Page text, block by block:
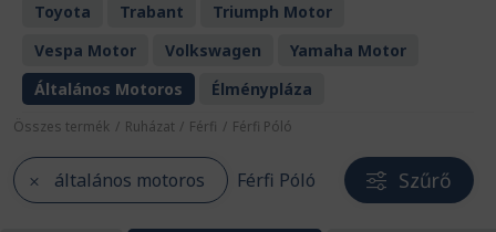
Toyota
Trabant
Triumph Motor
Vespa Motor
Volkswagen
Yamaha Motor
Általános Motoros
Élménypláza
Összes termék / Ruházat / Férfi / Férfi Póló
általános motoros Férfi Póló Szűrő